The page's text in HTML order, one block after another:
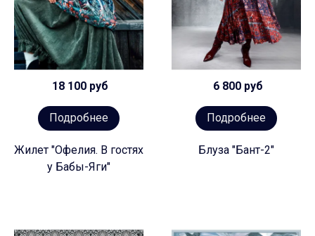
18 100 руб
Подробнее
Жилет "Офелия. В гостях
у Бабы-Яги"
6 800 руб
Подробнее
Блуза "Бант-2"